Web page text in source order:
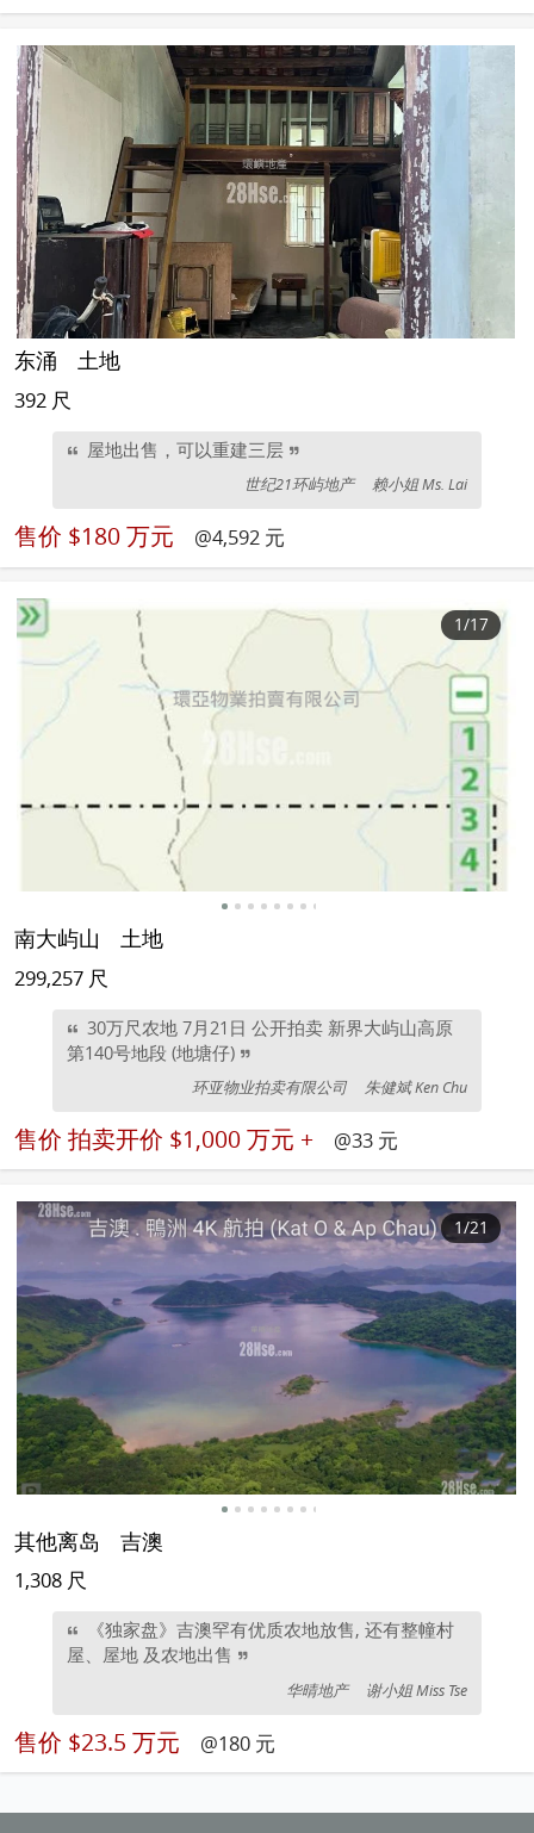
东涌 土地
392 尺
屋地出售，可以重建三层
世纪21环屿地产 赖小姐 Ms. Lai
售价 $180 万元 @4,592 元
1/17
南大屿山 土地
299,257 尺
30万尺农地 7月21日 公开拍卖 新界大屿山高原
第140号地段 (地塘仔)
环亚物业拍卖有限公司 朱健斌 Ken Chu
售价 拍卖开价 $1,000 万元 + @33 元
1/21
其他离岛 吉澳
1,308 尺
《独家盘》吉澳罕有优质农地放售, 还有整幢村
屋、屋地 及农地出售
华晴地产 谢小姐 Miss Tse
售价 $23.5 万元 @180 元